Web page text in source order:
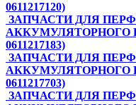
0611217120)
ЗАПЧАСТИ ДЛЯ
АККУМУЛЯТОРНОГО
0611217183)
ЗАПЧАСТИ ДЛЯ
АККУМУЛЯТОРНОГО
0611217703)
ЗАПЧАСТИ ДЛЯ